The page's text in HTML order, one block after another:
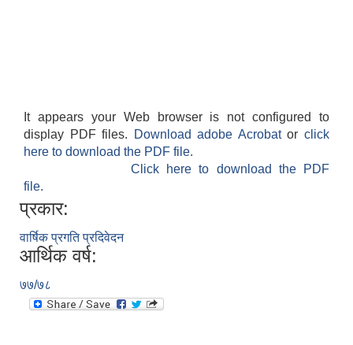
It appears your Web browser is not configured to
display PDF files.
Download adobe Acrobatorclick
here to download the PDF file.
Click here to download the PDF
file.
प्रकार:
वार्षिक प्रगति प्रदिवेदन
आर्थिक वर्ष:
७७/७८